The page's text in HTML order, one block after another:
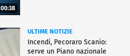
00:38
ULTIME NOTIZIE
Incendi, Pecoraro Scanio:
serve un Piano nazionale